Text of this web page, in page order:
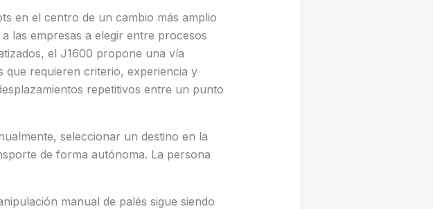
en el centro de un cambio más amplio
las empresas a elegir entre procesos
el J1600 propone una vía
que requieren criterio, experiencia y
repetitivos entre un punto
seleccionar un destino en la
de forma autónoma. La persona
manual de palés sigue siendo